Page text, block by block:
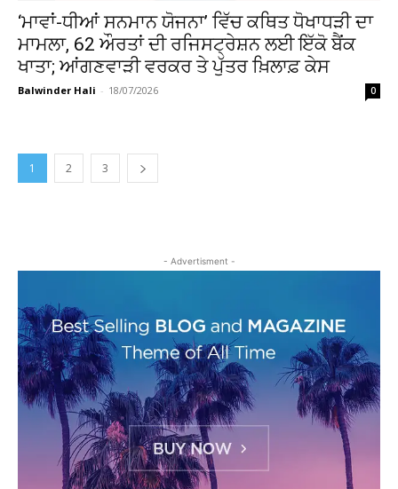
‘ਮਾਵਾਂ-ਧੀਆਂ ਸਨਮਾਨ ਯੋਜਨਾ’ ਵਿੱਚ ਕਥਿਤ ਧੋਖਾਧੜੀ ਦਾ
ਮਾਮਲਾ, 62 ਔਰਤਾਂ ਦੀ ਰਜਿਸਟ੍ਰੇਸ਼ਨ ਲਈ ਇੱਕੋ ਬੈਂਕ
ਖਾਤਾ; ਆਂਗਣਵਾੜੀ ਵਰਕਰ ਤੇ ਪੁੱਤਰ ਖ਼ਿਲਾਫ਼ ਕੇਸ
Balwinder Hali - 18/07/2026 0
1 2 3
- Advertisment -